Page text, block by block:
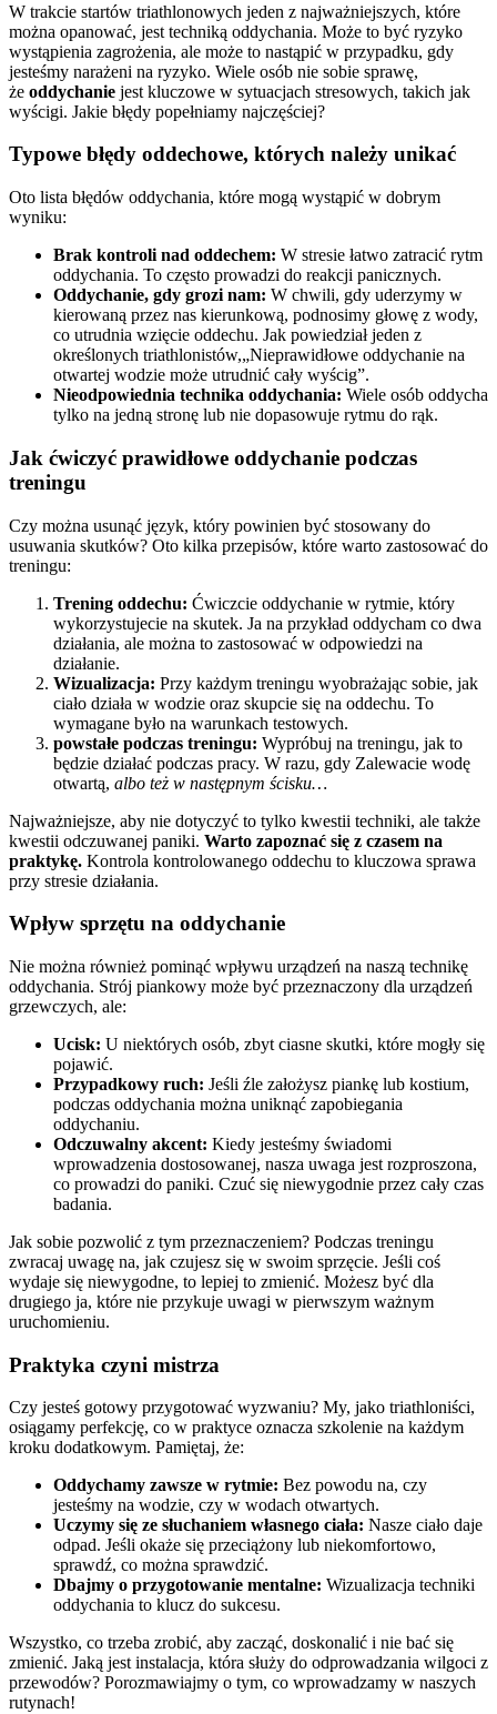
W trakcie startów triathlonowych jeden z najważniejszych, które
można opanować, jest techniką oddychania. Może to być ryzyko
wystąpienia zagrożenia, ale może to nastąpić w przypadku, gdy
jesteśmy narażeni na ryzyko. Wiele osób nie sobie sprawę,
że oddychanie jest kluczowe w sytuacjach stresowych, takich jak
wyścigi. Jakie błędy popełniamy najczęściej?
Typowe błędy oddechowe, których należy unikać
Oto lista błędów oddychania, które mogą wystąpić w dobrym
wyniku:
Brak kontroli nad oddechem: W stresie łatwo zatracić rytm
oddychania. To często prowadzi do reakcji panicznych.
Oddychanie, gdy grozi nam: W chwili, gdy uderzymy w
kierowaną przez nas kierunkową, podnosimy głowę z wody,
co utrudnia wzięcie oddechu. Jak powiedział jeden z
określonych triathlonistów,„Nieprawidłowe oddychanie na
otwartej wodzie może utrudnić cały wyścig”.
Nieodpowiednia technika oddychania: Wiele osób oddycha
tylko na jedną stronę lub nie dopasowuje rytmu do rąk.
Jak ćwiczyć prawidłowe oddychanie podczas
treningu
Czy można usunąć język, który powinien być stosowany do
usuwania skutków? Oto kilka przepisów, które warto zastosować do
treningu:
Trening oddechu: Ćwiczcie oddychanie w rytmie, który
wykorzystujecie na skutek. Ja na przykład oddycham co dwa
działania, ale można to zastosować w odpowiedzi na
działanie.
Wizualizacja: Przy każdym treningu wyobrażając sobie, jak
ciało działa w wodzie oraz skupcie się na oddechu. To
wymagane było na warunkach testowych.
powstałe podczas treningu: Wypróbuj na treningu, jak to
będzie działać podczas pracy. W razu, gdy Zalewacie wodę
otwartą, albo też w następnym ścisku…
Najważniejsze, aby nie dotyczyć to tylko kwestii techniki, ale także
kwestii odczuwanej paniki. Warto zapoznać się z czasem na
praktykę. Kontrola kontrolowanego oddechu to kluczowa sprawa
przy stresie działania.
Wpływ sprzętu na oddychanie
Nie można również pominąć wpływu urządzeń na naszą technikę
oddychania. Strój piankowy może być przeznaczony dla urządzeń
grzewczych, ale:
Ucisk: U niektórych osób, zbyt ciasne skutki, które mogły się
pojawić.
Przypadkowy ruch: Jeśli źle założysz piankę lub kostium,
podczas oddychania można uniknąć zapobiegania
oddychaniu.
Odczuwalny akcent: Kiedy jesteśmy świadomi
wprowadzenia dostosowanej, nasza uwaga jest rozproszona,
co prowadzi do paniki. Czuć się niewygodnie przez cały czas
badania.
Jak sobie pozwolić z tym przeznaczeniem? Podczas treningu
zwracaj uwagę na, jak czujesz się w swoim sprzęcie. Jeśli coś
wydaje się niewygodne, to lepiej to zmienić. Możesz być dla
drugiego ja, które nie przykuje uwagi w pierwszym ważnym
uruchomieniu.
Praktyka czyni mistrza
Czy jesteś gotowy przygotować wyzwaniu? My, jako triathloniści,
osiągamy perfekcję, co w praktyce oznacza szkolenie na każdym
kroku dodatkowym. Pamiętaj, że:
Oddychamy zawsze w rytmie: Bez powodu na, czy
jesteśmy na wodzie, czy w wodach otwartych.
Uczymy się ze słuchaniem własnego ciała: Nasze ciało daje
odpad. Jeśli okaże się przeciążony lub niekomfortowo,
sprawdź, co można sprawdzić.
Dbajmy o przygotowanie mentalne: Wizualizacja techniki
oddychania to klucz do sukcesu.
Wszystko, co trzeba zrobić, aby zacząć, doskonalić i nie bać się
zmienić. Jaką jest instalacja, która służy do odprowadzania wilgoci z
przewodów? Porozmawiajmy o tym, co wprowadzamy w naszych
rutynach!